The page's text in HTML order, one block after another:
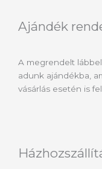
Ajándék
A megrendelt
adunk ajándékba,
vásárlás esetén is